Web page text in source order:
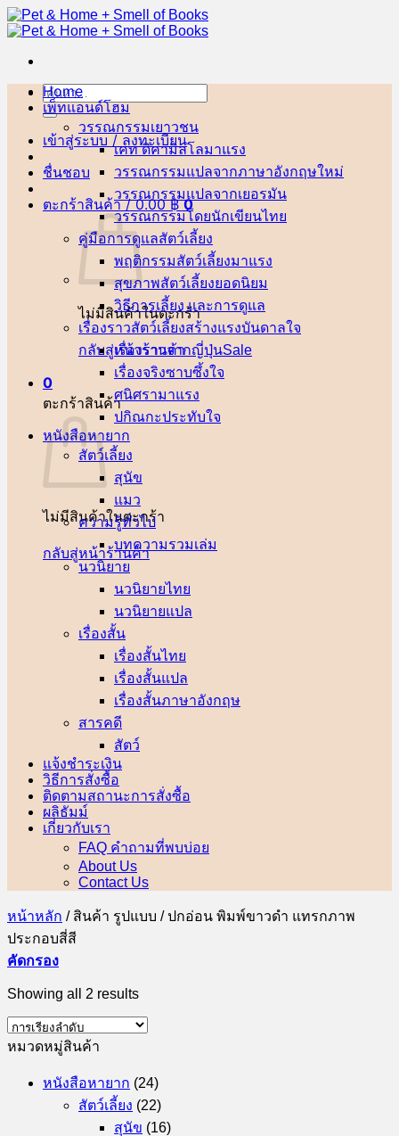
ข้าม
ไป
เนื้อหา
ค้นหา:
เข้าสู่ระบบ / ลงทะเบียน
ชื่นชอบ
ตะกร้าสินค้า /0.00฿ 0
ไม่มีสินค้าในตะกร้า
กลับสู่หน้าร้านค้า
0
ตะกร้าสินค้า
ไม่มีสินค้าในตะกร้า
กลับสู่หน้าร้านค้า
Home
เพ็ทแอนด์โฮม
วรรณกรรมเยาวชน
เคท ดิคามิลโล
วรรณกรรมแปลจากภาษาอังกฤษ
วรรณกรรมแปลจากเยอรมัน
วรรณกรรมโดยนักเขียนไทย
คู่มือการดูแลสัตว์เลี้ยง
พฤติกรรมสัตว์เลี้ยง
สุขภาพสัตว์เลี้ยง
วิธีการเลี้ยง และการดูแล
เรื่องราวสัตว์เลี้ยงสร้างแรงบันดาลใจ
เรื่องราวจากญี่ปุ่น
เรื่องจริงซาบซึ้งใจ
ศนิศรา
ปกิณกะประทับใจ
หนังสือหายาก
สัตว์เลี้ยง
สุนัข
แมว
ความรู้ทั่วไป
บทความรวมเล่ม
นวนิยาย
นวนิยายไทย
นวนิยายแปล
เรื่องสั้น
เรื่องสั้นไทย
เรื่องสั้นแปล
เรื่องสั้นภาษาอังกฤษ
สารคดี
สัตว์
แจ้งชำระเงิน
วิธีการสั่งซื้อ
ติดตามสถานะการสั่งซื้อ
ผลิธัมม์
เกี่ยวกับเรา
FAQ คำถามที่พบบ่อย
About Us
Contact Us
หน้าหลัก /สินค้า รูปแบบ /ปกอ่อน พิมพ์ขาวดำ แทรกภาพ
ประกอบสี่สี
คัดกรอง
Showing all 2 results
หมวดหมู่สินค้า
หนังสือหายาก (24)
สัตว์เลี้ยง (22)
สุนัข (16)